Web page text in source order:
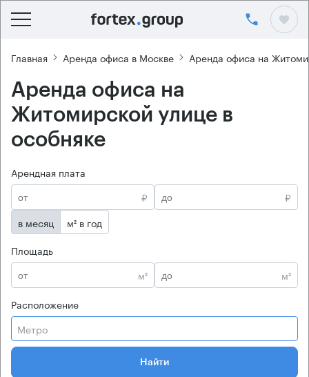
Главная Аренда офиса в Москве Аренда офиса на
Аренда офиса на
Житомирской улице в
особняке
Арендная плата
₽
₽
в месяц
м² в год
Площадь
м²
м²
Расположение
Метро
Найти